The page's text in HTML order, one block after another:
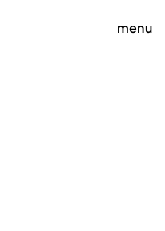
menu